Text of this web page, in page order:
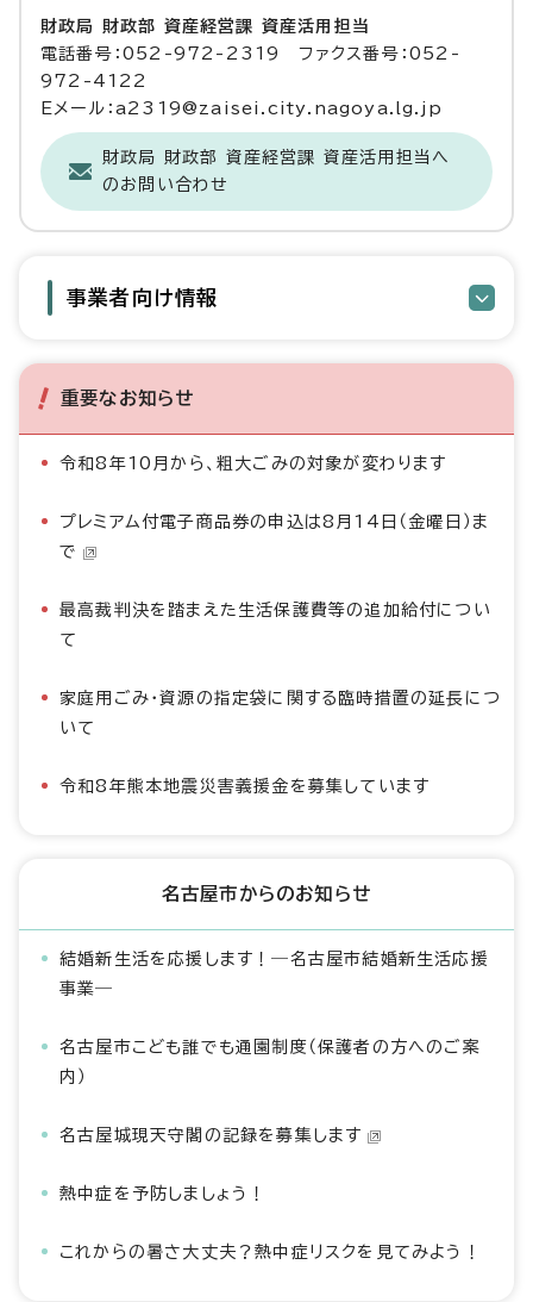
財政局 財政部 資産経営課 資産活用担当
電話番号：052-972-2319 ファクス番号：052-
972-4122
Eメール：a2319@zaisei.city.nagoya.lg.jp
財政局 財政部 資産経営課 資産活用担当へ
のお問い合わせ
事業者向け情報
重要なお知らせ
令和8年10月から、粗大ごみの対象が変わります
プレミアム付電子商品券の申込は8月14日（金曜日）ま
で
最高裁判決を踏まえた生活保護費等の追加給付につい
て
家庭用ごみ・資源の指定袋に関する臨時措置の延長につ
いて
令和8年熊本地震災害義援金を募集しています
名古屋市からのお知らせ
結婚新生活を応援します！―名古屋市結婚新生活応援
事業―
名古屋市こども誰でも通園制度（保護者の方へのご案
内）
名古屋城現天守閣の記録を募集します
熱中症を予防しましょう！
これからの暑さ大丈夫？熱中症リスクを見てみよう！